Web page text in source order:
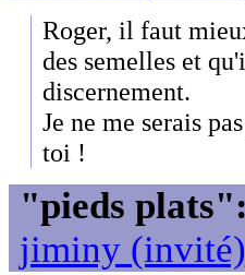
Roger, il faut
des semelles et
discernement.
Je ne me serais
toi !
"pieds
jiminy (invité)